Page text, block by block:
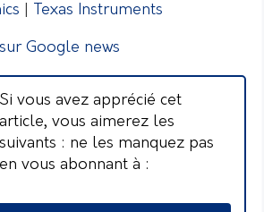
Texas Instruments
Google news
Si vous avez apprécié cet
article, vous aimerez les
suivants : ne les manquez pas
en vous abonnant à :